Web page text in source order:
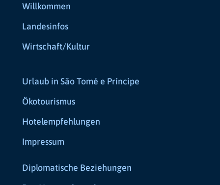
Willkommen
Landesinfos
Wirtschaft/Kultur
Urlaub in São Tomé e Príncipe
Ökotourismus
Hotelempfehlungen
Impressum
Diplomatische Beziehungen